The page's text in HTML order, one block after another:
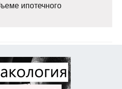
ипотечного